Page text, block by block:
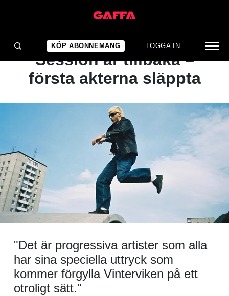
KÖP ABONNEMANG LOGGA IN
NYHET
Vinterviken Sunset
Session är tillbaka –
första akterna släppta
"Det är progressiva artister som alla
har sina speciella uttryck som
kommer förgylla Vinterviken på ett
otroligt sätt."